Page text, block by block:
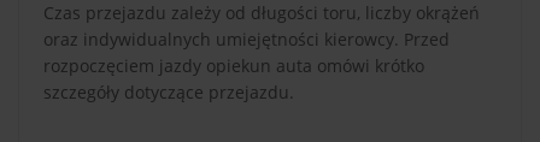
Czas przejazdu zależy od długości toru, liczby okrążeń
oraz indywidualnych umiejętności kierowcy. Przed
rozpoczęciem jazdy opiekun auta omówi krótko
szczegóły dotyczące przejazdu.